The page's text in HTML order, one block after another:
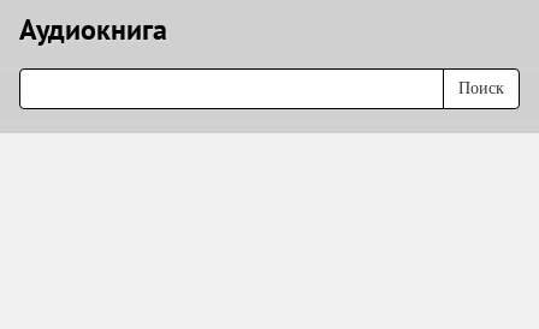
Аудиокнигa
Поиск